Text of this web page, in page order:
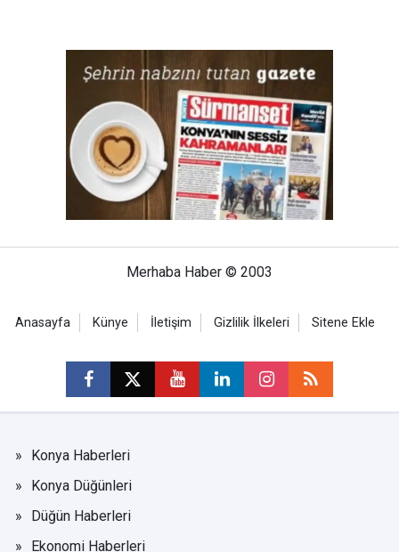
Merhaba Haber © 2003
Anasayfa Künye İletişim Gizlilik İlkeleri Sitene Ekle
Konya Haberleri
Konya Düğünleri
Düğün Haberleri
Ekonomi Haberleri